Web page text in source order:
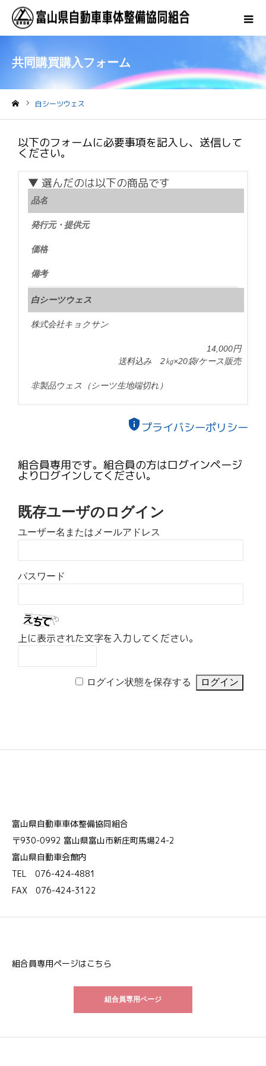
共同購買購入フォーム
白シーツウェス
以下のフォームに必要事項を記入し、送信して
ください。
▼ 選んだのは以下の商品です
品名
発行元・提供元
価格
備考
白シーツウェス
株式会社キョクサン
14,000円
送料込み 2㎏×20袋/ケース販売
非製品ウェス（シーツ生地端切れ）
privacy_tipプライバシーポリシー
組合員専用です。組合員の方はログインページ
よりログインしてください。
既存ユーザのログイン
ユーザー名またはメールアドレス
パスワード
上に表示された文字を入力してください。
ログイン状態を保存する
富山県自動車車体整備協同組合
〒930-0992 富山県富山市新庄町馬場24-2
富山県自動車会館内
TEL 076-424-4881
FAX 076-424-3122
組合員専用ページはこちら
組合員専用ページ